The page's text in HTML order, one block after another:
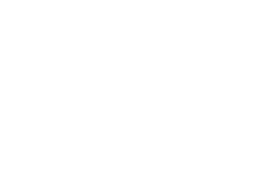
実績があります
ません
した発送日数内に発送してい
しています